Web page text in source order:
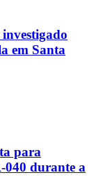
investigado
em Santa
para
040 durante a